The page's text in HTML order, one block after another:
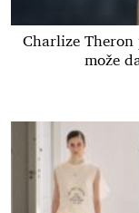
Charlize
može